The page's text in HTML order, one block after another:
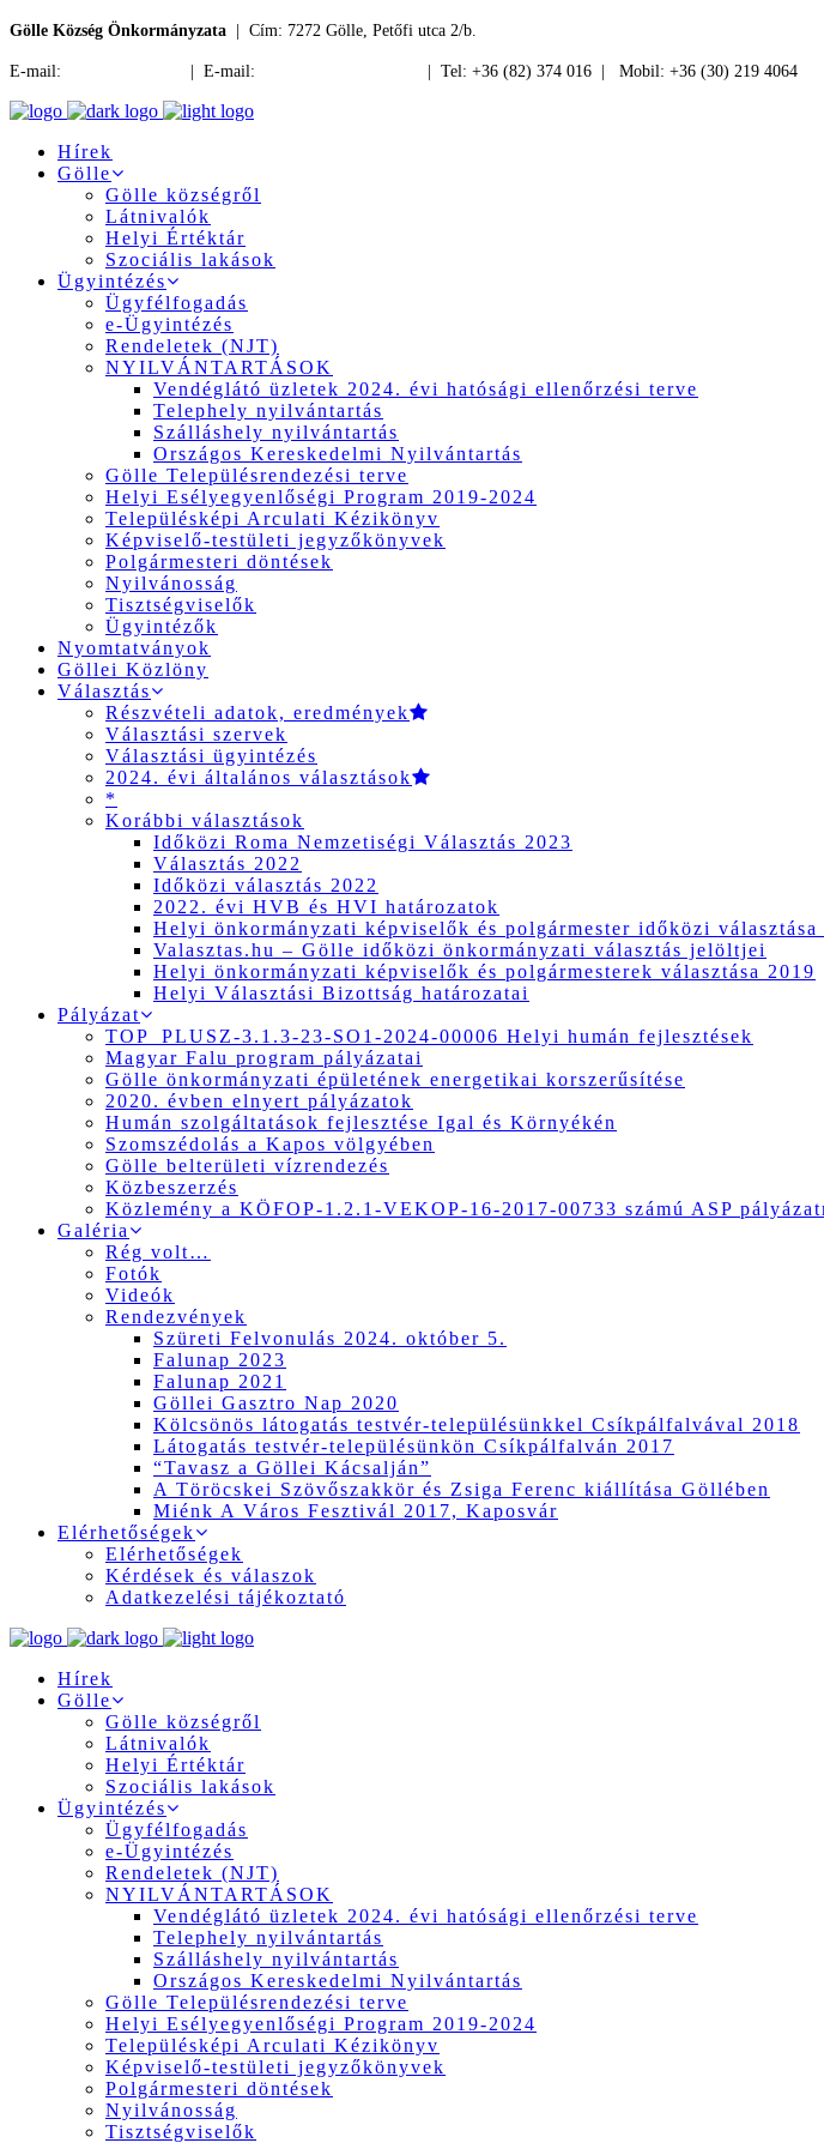
Gölle Község Önkormányzata | Cím: 7272 Gölle, Petőfi utca 2/b.
E-mail: | E-mail: | Tel: +36 (82) 374 016 | Mobil: +36 (30) 219 4064
Hírek
Gölle
Gölle községről
Látnivalók
Helyi Értéktár
Szociális lakások
Ügyintézés
Ügyfélfogadás
e-Ügyintézés
Rendeletek (NJT)
NYILVÁNTARTÁSOK
Vendéglátó üzletek 2024. évi hatósági ellenőrzési terve
Telephely nyilvántartás
Szálláshely nyilvántartás
Országos Kereskedelmi Nyilvántartás
Gölle Településrendezési terve
Helyi Esélyegyenlőségi Program 2019-2024
Településképi Arculati Kézikönyv
Képviselő-testületi jegyzőkönyvek
Polgármesteri döntések
Nyilvánosság
Tisztségviselők
Ügyintézők
Nyomtatványok
Göllei Közlöny
Választás
Részvételi adatok, eredmények
Választási szervek
Választási ügyintézés
2024. évi általános választások
*
Korábbi választások
Időközi Roma Nemzetiségi Választás 2023
Választás 2022
Időközi választás 2022
2022. évi HVB és HVI határozatok
Helyi önkormányzati képviselők és polgármester időközi választása
Valasztas.hu – Gölle időközi önkormányzati választás jelöltjei
Helyi önkormányzati képviselők és polgármesterek választása 2019
Helyi Választási Bizottság határozatai
Pályázat
TOP_PLUSZ-3.1.3-23-SO1-2024-00006 Helyi humán fejlesztések
Magyar Falu program pályázatai
Gölle önkormányzati épületének energetikai korszerűsítése
2020. évben elnyert pályázatok
Humán szolgáltatások fejlesztése Igal és Környékén
Szomszédolás a Kapos völgyében
Gölle belterületi vízrendezés
Közbeszerzés
Közlemény a KÖFOP-1.2.1-VEKOP-16-2017-00733 számú ASP
Galéria
Rég volt…
Fotók
Videók
Rendezvények
Szüreti Felvonulás 2024. október 5.
Falunap 2023
Falunap 2021
Göllei Gasztro Nap 2020
Kölcsönös látogatás testvér-településünkkel Csíkpálfalvával 2018
Látogatás testvér-településünkön Csíkpálfalván 2017
“Tavasz a Göllei Kácsalján”
A Töröcskei Szövőszakkör és Zsiga Ferenc kiállítása Göllében
Miénk A Város Fesztivál 2017, Kaposvár
Elérhetőségek
Elérhetőségek
Kérdések és válaszok
Adatkezelési tájékoztató
Hírek
Gölle
Gölle községről
Látnivalók
Helyi Értéktár
Szociális lakások
Ügyintézés
Ügyfélfogadás
e-Ügyintézés
Rendeletek (NJT)
NYILVÁNTARTÁSOK
Vendéglátó üzletek 2024. évi hatósági ellenőrzési terve
Telephely nyilvántartás
Szálláshely nyilvántartás
Országos Kereskedelmi Nyilvántartás
Gölle Településrendezési terve
Helyi Esélyegyenlőségi Program 2019-2024
Településképi Arculati Kézikönyv
Képviselő-testületi jegyzőkönyvek
Polgármesteri döntések
Nyilvánosság
Tisztségviselők